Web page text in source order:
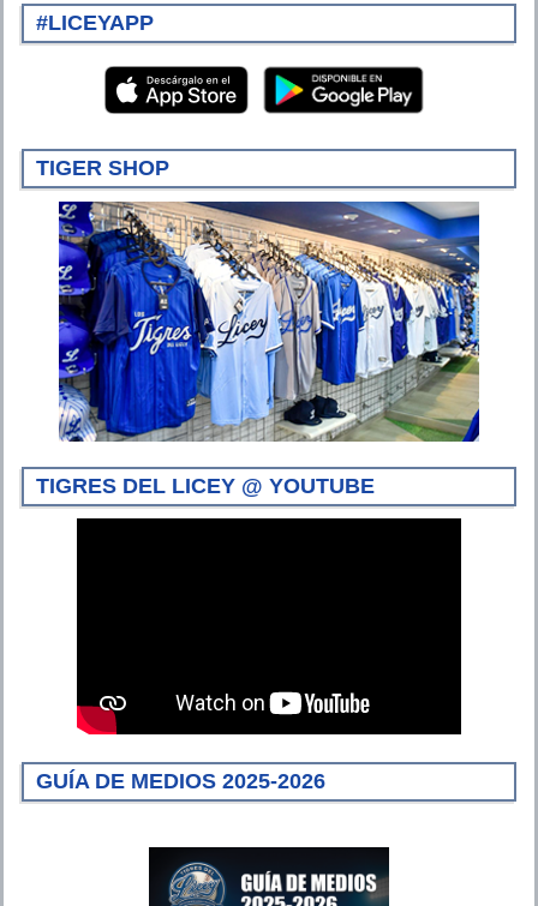
#LICEYAPP
TIGER SHOP
TIGRES DEL LICEY @ YOUTUBE
GUÍA DE MEDIOS 2025-2026